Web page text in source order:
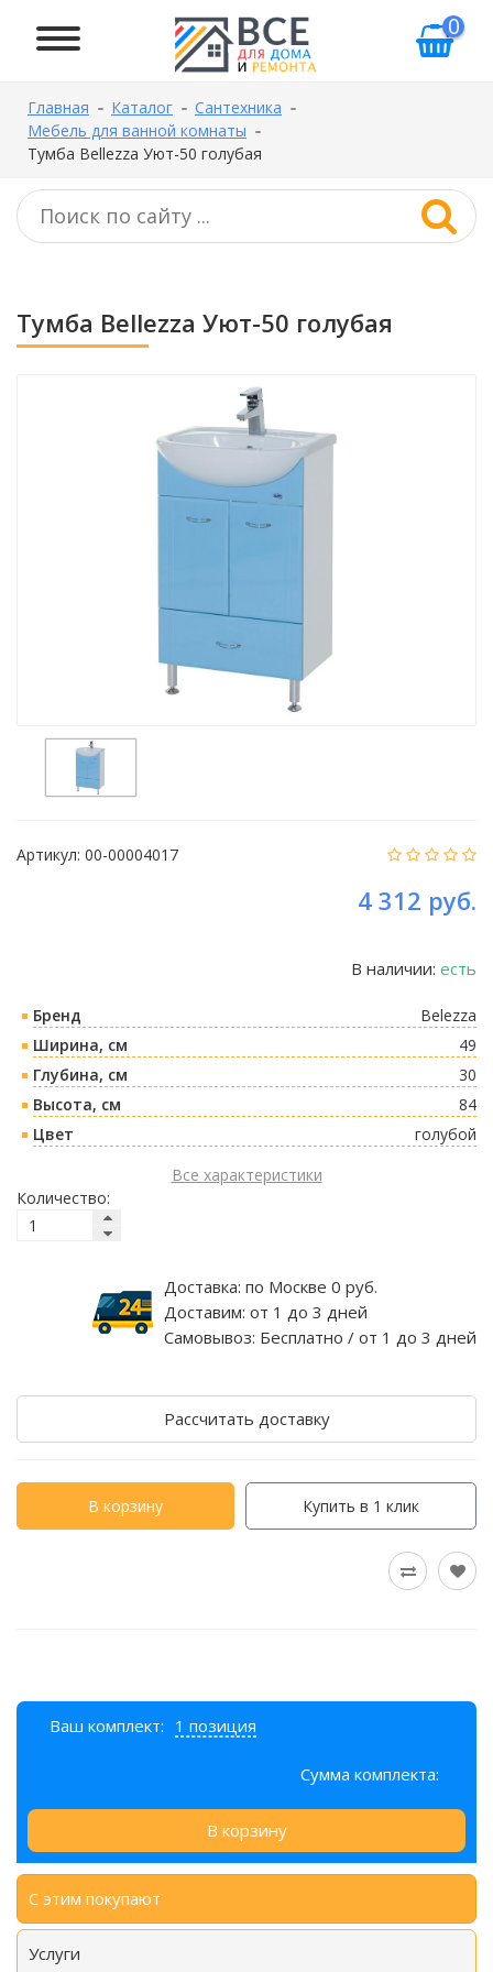
0
Главная Каталог
Сантехника
Мебель для ванной комнаты
Тумба Bellezza Уют-50 голубая
Тумба Bellezza Уют-50 голубая
Артикул: 00-00004017
4 312 руб.
В наличии: есть
Бренд
Belezza
Ширина, см
49
Глубина, см
30
Высота, см
84
Цвет
голубой
Все характеристики
Количество:
Доставка: по Москве 0 руб.
Доставим: от 1 до 3 дней
Самовывоз: Бесплатно / от 1 до 3 дней
Рассчитать доставку
В корзину Купить в 1 клик
Ваш комплект: 1 позиция
Сумма комплекта:
В корзину
С этим покупают
Услуги